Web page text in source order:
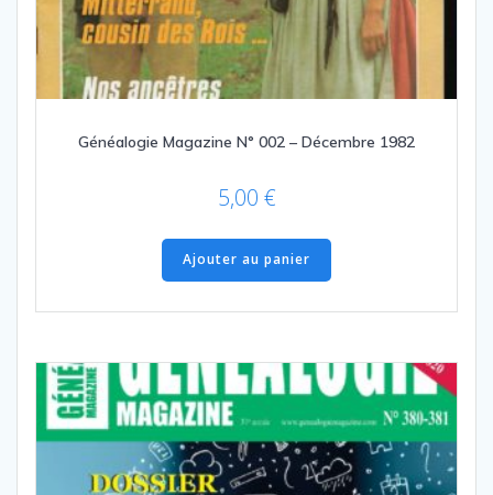
Généalogie Magazine N° 002 – Décembre 1982
5,00 €
Ajouter au panier